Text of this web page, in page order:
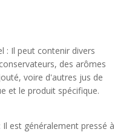
: Il peut contenir divers
des arômes
voire d'autres jus de
et le produit spécifique.
Il est généralement pressé à